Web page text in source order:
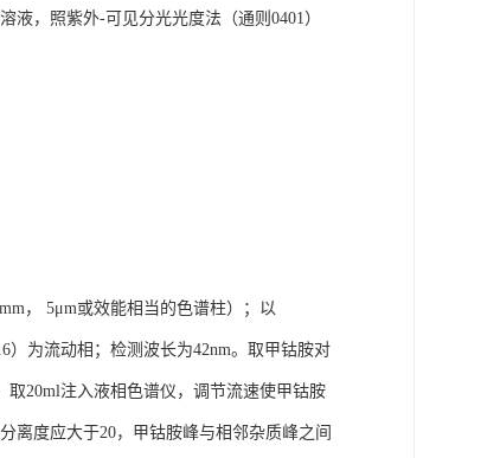
，照紫外-可见分光光度法（通则0401）
， 5μm或效能相当的色谱柱）；以
）为流动相；检测波长为42nm。取甲钴胺对
取20ml注入液相色谱仪，调节流速使甲钴胺
离度应大于20，甲钴胺峰与相邻杂质峰之间